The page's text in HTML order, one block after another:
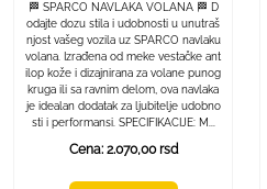
🏁 SPARCO NAVLAKA VOLANA 🏁 D
odajte dozu stila i udobnosti u unutraš
njost vašeg vozila uz SPARCO navlaku
volana. Izrađena od meke vestačke ant
ilop kože i dizajnirana za volane punog
kruga ili sa ravnim delom, ova navlaka
je idealan dodatak za ljubitelje udobno
sti i performansi. SPECIFIKACIJE: M...
Cena: 2.070,00 rsd